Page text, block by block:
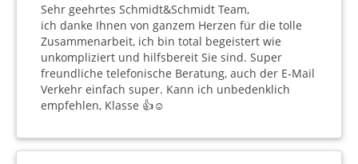
Sehr geehrtes Schmidt&Schmidt Team,
ich danke Ihnen von ganzem Herzen für die tolle
Zusammenarbeit, ich bin total begeistert wie
unkompliziert und hilfsbereit Sie sind. Super
freundliche telefonische Beratung, auch der E-Mail
Verkehr einfach super. Kann ich unbedenklich
empfehlen, Klasse 👍☺️